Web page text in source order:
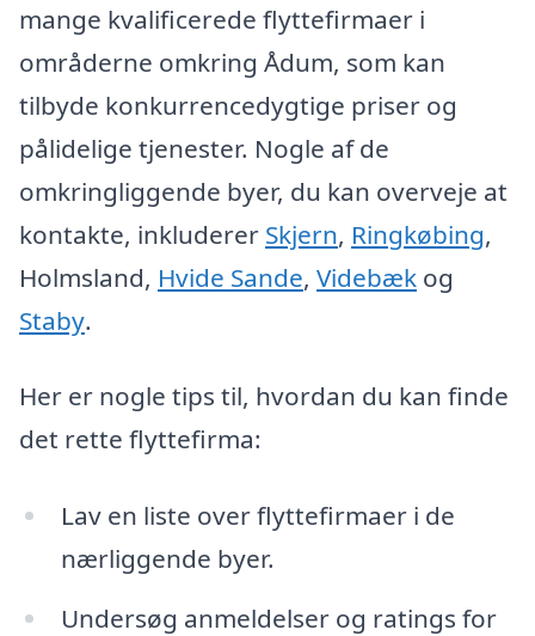
mange kvalificerede flyttefirmaer i
områderne omkring Ådum, som kan
tilbyde konkurrencedygtige priser og
pålidelige tjenester. Nogle af de
omkringliggende byer, du kan overveje at
kontakte, inkluderer Skjern, Ringkøbing,
Holmsland, Hvide Sande, Videbæk og
Staby.
Her er nogle tips til, hvordan du kan finde
det rette flyttefirma:
Lav en liste over flyttefirmaer i de
nærliggende byer.
Undersøg anmeldelser og ratings for